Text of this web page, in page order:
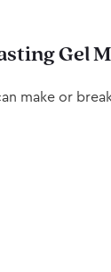
Gel
make or